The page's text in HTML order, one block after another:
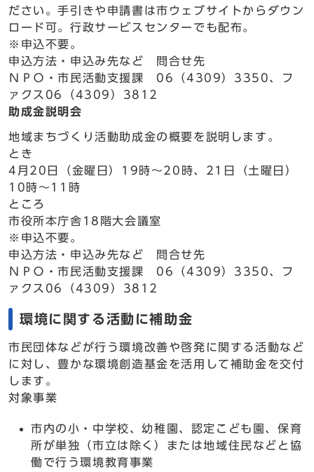
ださい。手引きや申請書は市ウェブサイトからダウン
ロード可。行政サービスセンターでも配布。
※申込不要。
申込方法・申込み先など 問合せ先
ＮＰＯ・市民活動支援課 06（4309）3350、フ
ァクス06（4309）3812
助成金説明会
地域まちづくり活動助成金の概要を説明します。
とき
4月20日（金曜日）19時～20時、21日（土曜日）
10時～11時
ところ
市役所本庁舎18階大会議室
※申込不要。
申込方法・申込み先など 問合せ先
ＮＰＯ・市民活動支援課 06（4309）3350、フ
ァクス06（4309）3812
環境に関する活動に補助金
市民団体などが行う環境改善や啓発に関する活動など
に対し、豊かな環境創造基金を活用して補助金を交付
します。
対象事業
市内の小・中学校、幼稚園、認定こども園、保育
所が単独（市立は除く）または地域住民などと協
働で行う環境教育事業